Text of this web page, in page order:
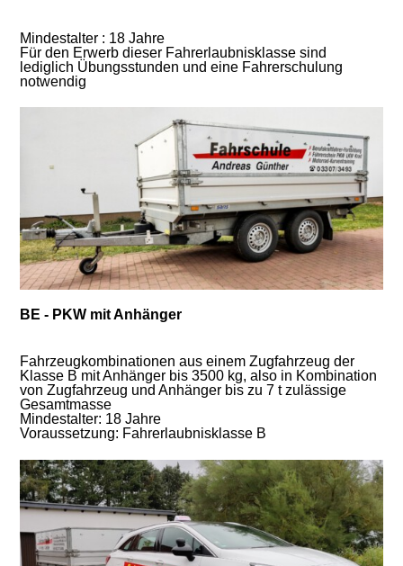
Mindestalter : 18 Jahre
Für den Erwerb dieser Fahrerlaubnisklasse sind
lediglich Übungsstunden und eine Fahrerschulung
notwendig
BE - PKW mit Anhänger
Fahrzeugkombinationen aus einem Zugfahrzeug der
Klasse B mit Anhänger bis 3500 kg, also in Kombination
von Zugfahrzeug und Anhänger bis zu 7 t zulässige
Gesamtmasse
Mindestalter: 18 Jahre
Voraussetzung: Fahrerlaubnisklasse B